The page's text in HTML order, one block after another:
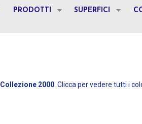
PRODOTTI SUPERFICI
Collezione 2000. Clicca per vedere tutti i